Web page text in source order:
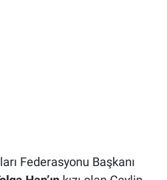
Federasyonu Başkanı